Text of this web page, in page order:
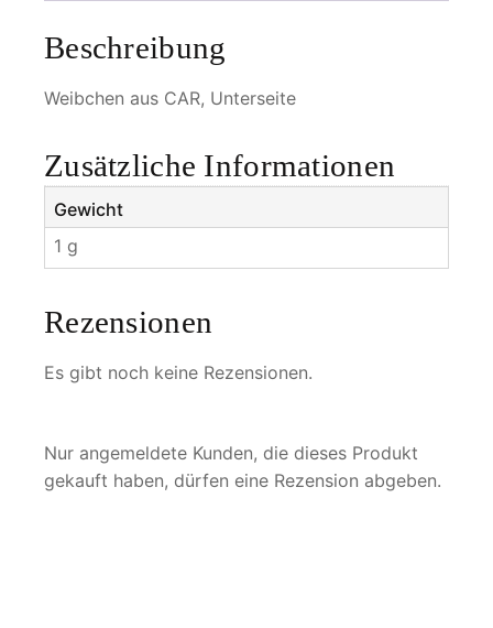
Beschreibung
Weibchen aus CAR, Unterseite
Zusätzliche Informationen
Gewicht
1 g
Rezensionen
Es gibt noch keine Rezensionen.
Nur angemeldete Kunden, die dieses Produkt
gekauft haben, dürfen eine Rezension abgeben.